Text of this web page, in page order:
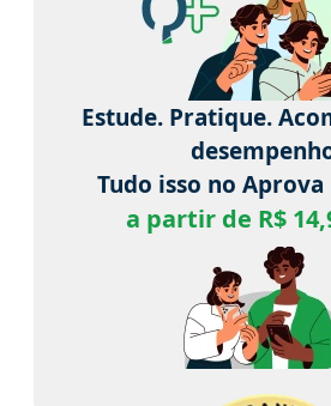
Estude. Pratique.
Tudo isso no Aprova
a partir de R$